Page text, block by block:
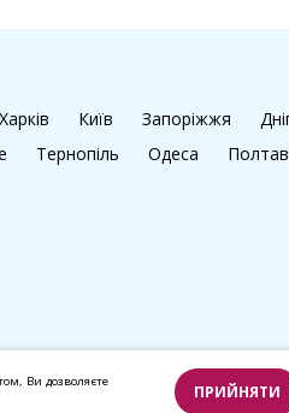
Харків Київ Запоріжжя
Тернопіль Одеса
Ви дозволяєте
ПРИЙНЯТИ